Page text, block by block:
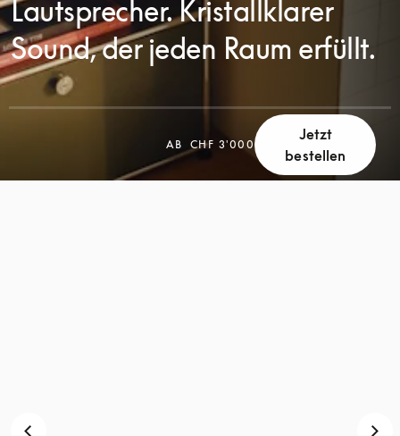
Lautsprecher. Kristallklarer
Sound, der jeden Raum erfüllt.
AB CHF 3'000
Jetzt
bestellen